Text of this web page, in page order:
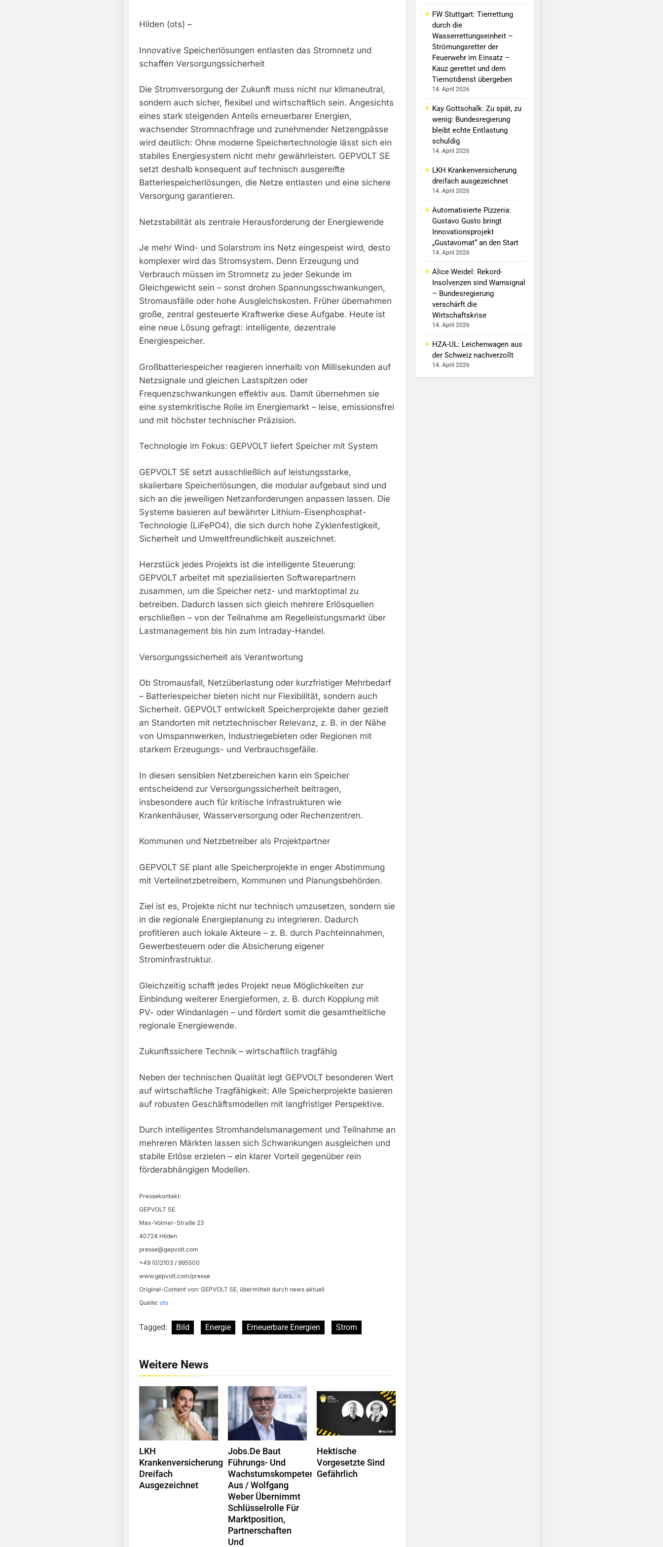
Hilden (ots) –
Innovative Speicherlösungen entlasten das Stromnetz und
schaffen Versorgungssicherheit
Die Stromversorgung der Zukunft muss nicht nur klimaneutral,
sondern auch sicher, flexibel und wirtschaftlich sein. Angesichts
eines stark steigenden Anteils erneuerbarer Energien,
wachsender Stromnachfrage und zunehmender Netzengpässe
wird deutlich: Ohne moderne Speichertechnologie lässt sich ein
stabiles Energiesystem nicht mehr gewährleisten. GEPVOLT SE
setzt deshalb konsequent auf technisch ausgereifte
Batteriespeicherlösungen, die Netze entlasten und eine sichere
Versorgung garantieren.
Netzstabilität als zentrale Herausforderung der Energiewende
Je mehr Wind- und Solarstrom ins Netz eingespeist wird, desto
komplexer wird das Stromsystem. Denn Erzeugung und
Verbrauch müssen im Stromnetz zu jeder Sekunde im
Gleichgewicht sein – sonst drohen Spannungsschwankungen,
Stromausfälle oder hohe Ausgleichskosten. Früher übernahmen
große, zentral gesteuerte Kraftwerke diese Aufgabe. Heute ist
eine neue Lösung gefragt: intelligente, dezentrale
Energiespeicher.
Großbatteriespeicher reagieren innerhalb von Millisekunden auf
Netzsignale und gleichen Lastspitzen oder
Frequenzschwankungen effektiv aus. Damit übernehmen sie
eine systemkritische Rolle im Energiemarkt – leise, emissionsfrei
und mit höchster technischer Präzision.
Technologie im Fokus: GEPVOLT liefert Speicher mit System
GEPVOLT SE setzt ausschließlich auf leistungsstarke,
skalierbare Speicherlösungen, die modular aufgebaut sind und
sich an die jeweiligen Netzanforderungen anpassen lassen. Die
Systeme basieren auf bewährter Lithium-Eisenphosphat-
Technologie (LiFePO4), die sich durch hohe Zyklenfestigkeit,
Sicherheit und Umweltfreundlichkeit auszeichnet.
Herzstück jedes Projekts ist die intelligente Steuerung:
GEPVOLT arbeitet mit spezialisierten Softwarepartnern
zusammen, um die Speicher netz- und marktoptimal zu
betreiben. Dadurch lassen sich gleich mehrere Erlösquellen
erschließen – von der Teilnahme am Regelleistungsmarkt über
Lastmanagement bis hin zum Intraday-Handel.
Versorgungssicherheit als Verantwortung
Ob Stromausfall, Netzüberlastung oder kurzfristiger Mehrbedarf
– Batteriespeicher bieten nicht nur Flexibilität, sondern auch
Sicherheit. GEPVOLT entwickelt Speicherprojekte daher gezielt
an Standorten mit netztechnischer Relevanz, z. B. in der Nähe
von Umspannwerken, Industriegebieten oder Regionen mit
starkem Erzeugungs- und Verbrauchsgefälle.
In diesen sensiblen Netzbereichen kann ein Speicher
entscheidend zur Versorgungssicherheit beitragen,
insbesondere auch für kritische Infrastrukturen wie
Krankenhäuser, Wasserversorgung oder Rechenzentren.
Kommunen und Netzbetreiber als Projektpartner
GEPVOLT SE plant alle Speicherprojekte in enger Abstimmung
mit Verteilnetzbetreibern, Kommunen und Planungsbehörden.
Ziel ist es, Projekte nicht nur technisch umzusetzen, sondern sie
in die regionale Energieplanung zu integrieren. Dadurch
profitieren auch lokale Akteure – z. B. durch Pachteinnahmen,
Gewerbesteuern oder die Absicherung eigener
Strominfrastruktur.
Gleichzeitig schafft jedes Projekt neue Möglichkeiten zur
Einbindung weiterer Energieformen, z. B. durch Kopplung mit
PV- oder Windanlagen – und fördert somit die gesamtheitliche
regionale Energiewende.
Zukunftssichere Technik – wirtschaftlich tragfähig
Neben der technischen Qualität legt GEPVOLT besonderen Wert
auf wirtschaftliche Tragfähigkeit: Alle Speicherprojekte basieren
auf robusten Geschäftsmodellen mit langfristiger Perspektive.
Durch intelligentes Stromhandelsmanagement und Teilnahme an
mehreren Märkten lassen sich Schwankungen ausgleichen und
stabile Erlöse erzielen – ein klarer Vorteil gegenüber rein
förderabhängigen Modellen.
Pressekontakt:
GEPVOLT SE
Max-Volmer-Straße 23
40724 Hilden
presse@gepvolt.com
+49 (0)2103 / 995500
www.gepvolt.com/presse
Original-Content von: GEPVOLT SE, übermittelt durch news aktuell
Quelle: ots
Tagged: Bild Energie Erneuerbare Energien Strom
Weitere News
LKH
Krankenversicherung
Dreifach
Ausgezeichnet
Jobs.de Baut
Führungs- Und
Wachstumskompetenz
Aus / Wolfgang
Weber Übernimmt
Schlüsselrolle Für
Marktposition,
Partnerschaften
Und
Hektische
Vorgesetzte Sind
Gefährlich
FW Stuttgart: Tierrettung
durch die
Wasserrettungseinheit –
Strömungsretter der
Feuerwehr im Einsatz –
Kauz gerettet und dem
Tiernotdienst übergeben
14. April 2026
Kay Gottschalk: Zu spät, zu
wenig: Bundesregierung
bleibt echte Entlastung
schuldig
14. April 2026
LKH Krankenversicherung
dreifach ausgezeichnet
14. April 2026
Automatisierte Pizzeria:
Gustavo Gusto bringt
Innovationsprojekt
„Gustavomat“ an den Start
14. April 2026
Alice Weidel: Rekord-
Insolvenzen sind Warnsignal
– Bundesregierung
verschärft die
Wirtschaftskrise
14. April 2026
HZA-UL: Leichenwagen aus
der Schweiz nachverzollt
14. April 2026